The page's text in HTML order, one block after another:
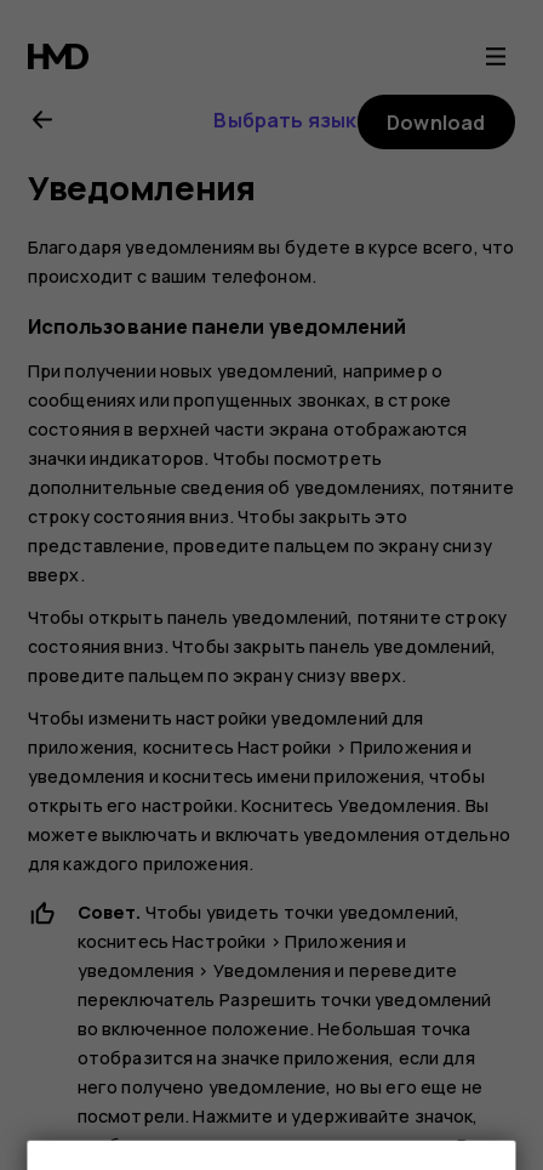
Nokia
8.1
user
guide
Выбрать язык Download
Уведомления
Благодаря уведомлениям вы будете в курсе всего, что
происходит с вашим телефоном.
Использование панели уведомлений
При получении новых уведомлений, например о
сообщениях или пропущенных звонках, в строке
состояния в верхней части экрана отображаются
значки индикаторов. Чтобы посмотреть
дополнительные сведения об уведомлениях, потяните
строку состояния вниз. Чтобы закрыть это
представление, проведите пальцем по экрану снизу
вверх.
Чтобы открыть панель уведомлений, потяните строку
состояния вниз. Чтобы закрыть панель уведомлений,
проведите пальцем по экрану снизу вверх.
Чтобы изменить настройки уведомлений для
приложения, коснитесьНастройки > Приложения и
уведомления и коснитесь имени приложения, чтобы
открыть его настройки. Коснитесь Уведомления. Вы
можете выключать и включать уведомления отдельно
для каждого приложения.
Совет. Чтобы увидеть точки уведомлений,
коснитесьНастройки > Приложения и
уведомления > Уведомления и переведите
переключатель Разрешить точки уведомлений
во включенное положение. Небольшая точка
отобразится на значке приложения, если для
него получено уведомление, но вы его еще не
посмотрели. Нажмите и удерживайте значок,
чтобы посмотреть доступные параметры. Вы